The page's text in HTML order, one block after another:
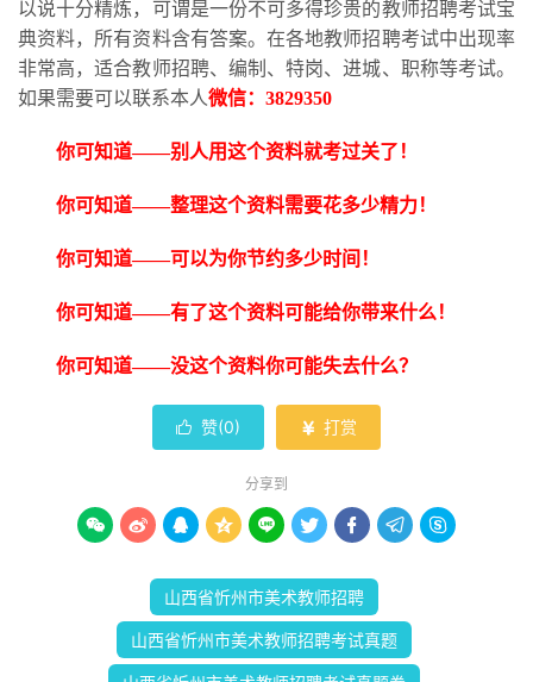
以说十分精炼，可谓是一份不可多得珍贵的教师招聘考试宝
典资料，所有资料含有答案。在各地教师招聘考试中出现率
非常高，适合教师招聘、编制、特岗、进城、职称等考试。
如果需要可以联系本人微信： 3829350
你可知道——别人用这个资料就考过关了！
你可知道——整理这个资料需要花多少精力！
你可知道——可以为你节约多少时间！
你可知道——有了这个资料可能给你带来什么！
你可知道——没这个资料你可能失去什么？
 赞(0)  打赏
分享到
        
山西省忻州市美术教师招聘
山西省忻州市美术教师招聘考试真题